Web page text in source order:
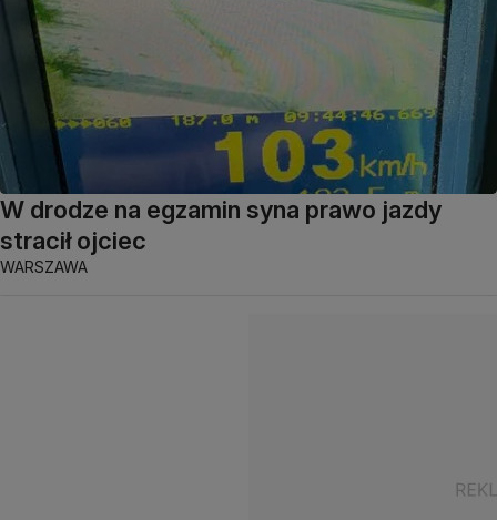
W drodze na egzamin syna prawo jazdy
stracił ojciec
WARSZAWA